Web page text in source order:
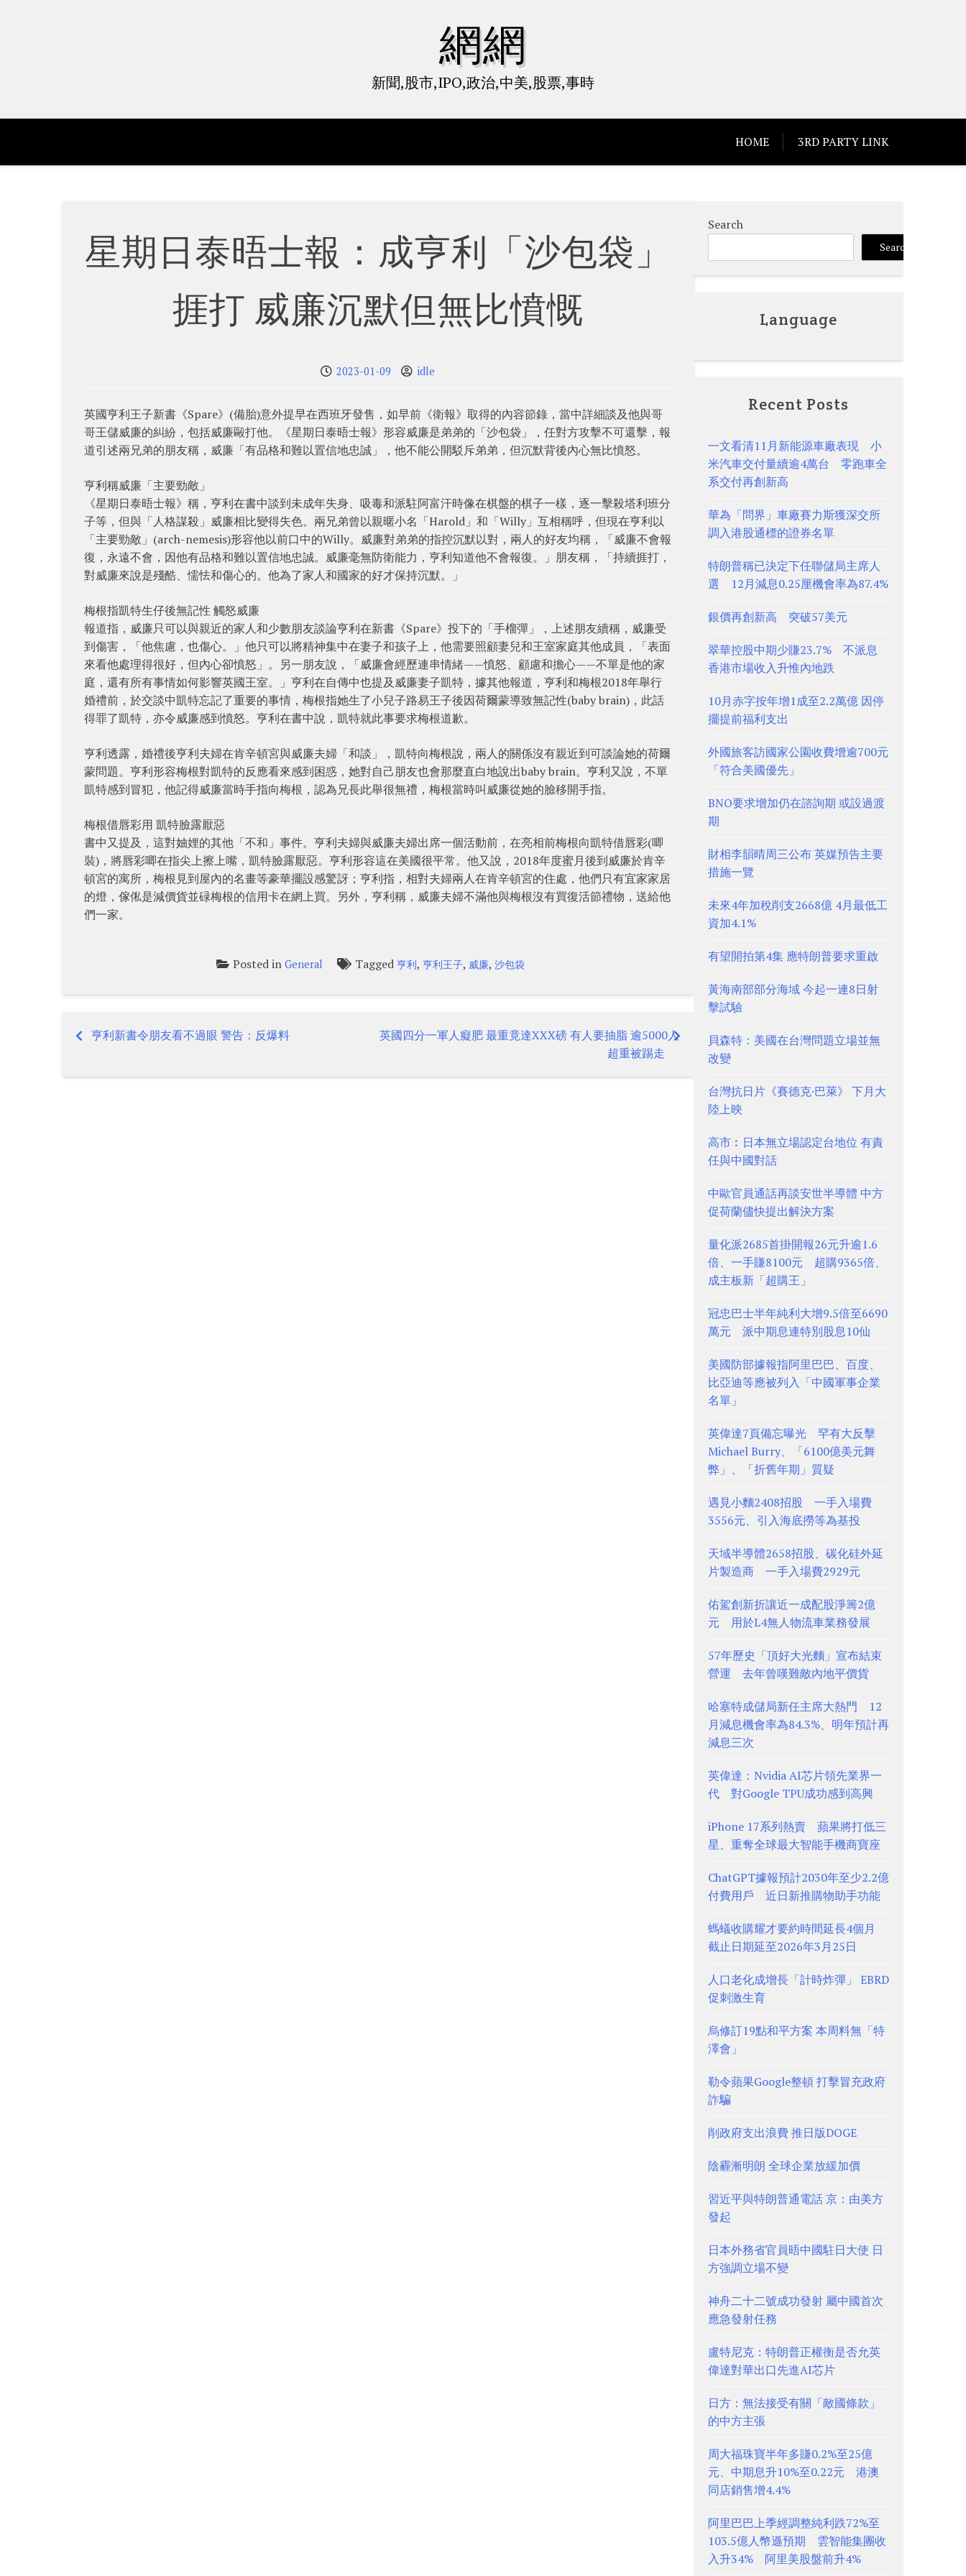
網網
新聞,股市,IPO,政治,中美,股票,事時
HOME 3RD PARTY LINK
星期日泰晤士報：成亨利「沙包袋」
捱打 威廉沉默但無比憤慨
2023-01-09 idle
英國亨利王子新書《Spare》(備胎)意外提早在西班牙發售，如早前《衛報》取得的內容節錄，當中詳細談及他與哥
哥王儲威廉的糾紛，包括威廉毆打他。《星期日泰晤士報》形容威廉是弟弟的「沙包袋」，任對方攻擊不可還擊，報
道引述兩兄弟的朋友稱，威廉「有品格和難以置信地忠誠」，他不能公開駁斥弟弟，但沉默背後內心無比憤怒。
亨利稱威廉「主要勁敵」
《星期日泰晤士報》稱，亨利在書中談到未成年失身、吸毒和派駐阿富汗時像在棋盤的棋子一樣，逐一擊殺塔利班分
子等，但與「人格謀殺」威廉相比變得失色。兩兄弟曾以親暱小名「Harold」和「Willy」互相稱呼，但現在亨利以
「主要勁敵」(arch-nemesis)形容他以前口中的Willy。威廉對弟弟的指控沉默以對，兩人的好友均稱，「威廉不會報
復，永遠不會，因他有品格和難以置信地忠誠。威廉毫無防衛能力，亨利知道他不會報復。」朋友稱，「持續捱打，
對威廉來說是殘酷、懦怯和傷心的。他為了家人和國家的好才保持沉默。」
梅根指凱特生仔後無記性 觸怒威廉
報道指，威廉只可以與親近的家人和少數朋友談論亨利在新書《Spare》投下的「手榴彈」，上述朋友續稱，威廉受
到傷害，「他焦慮，也傷心。」他只可以將精神集中在妻子和孩子上，他需要照顧妻兒和王室家庭其他成員，「表面
來看他處理得很好，但內心卻憤怒」。另一朋友說，「威廉會經歷連串情緒——憤怒、顧慮和擔心——不單是他的家
庭，還有所有事情如何影響英國王室。」亨利在自傳中也提及威廉妻子凱特，據其他報道，亨利和梅根2018年舉行
婚禮前，於交談中凱特忘記了重要的事情，梅根指她生了小兒子路易王子後因荷爾蒙導致無記性(baby brain)，此話
得罪了凱特，亦令威廉感到憤怒。亨利在書中說，凱特就此事要求梅根道歉。
亨利透露，婚禮後亨利夫婦在肯辛頓宮與威廉夫婦「和談」，凱特向梅根說，兩人的關係沒有親近到可談論她的荷爾
蒙問題。亨利形容梅根對凱特的反應看來感到困惑，她對自己朋友也會那麼直白地說出baby brain。亨利又說，不單
凱特感到冒犯，他記得威廉當時手指向梅根，認為兄長此舉很無禮，梅根當時叫威廉從她的臉移開手指。
梅根借唇彩用 凱特臉露厭惡
書中又提及，這對妯娌的其他「不和」事件。亨利夫婦與威廉夫婦出席一個活動前，在亮相前梅根向凱特借唇彩(唧
裝)，將唇彩唧在指尖上擦上嘴，凱特臉露厭惡。亨利形容這在美國很平常。他又說，2018年度蜜月後到威廉於肯辛
頓宮的寓所，梅根見到屋內的名畫等豪華擺設感驚訝；亨利指，相對夫婦兩人在肯辛頓宮的住處，他們只有宜家家居
的燈，傢俬是減價貨並碌梅根的信用卡在網上買。另外，亨利稱，威廉夫婦不滿他與梅根沒有買復活節禮物，送給他
們一家。
Posted inGeneral Tagged亨利,亨利王子, 威廉,沙包袋
Post
navigation
亨利新書令朋友看不過眼 警告：反爆料
英國四分一軍人癡肥 最重竟達XXX磅 有人要抽脂 逾5000人
超重被踢走
Search
Search
Language
Recent Posts
一文看清11月新能源車廠表現 小
米汽車交付量續逾4萬台 零跑車全
系交付再創新高
華為「問界」車廠賽力斯獲深交所
調入港股通標的證券名單
特朗普稱已決定下任聯儲局主席人
選 12月減息0.25厘機會率為87.4%
銀價再創新高 突破57美元
翠華控股中期少賺23.7% 不派息
香港市場收入升惟內地跌
10月赤字按年增1成至2.2萬億 因停
擺提前福利支出
外國旅客訪國家公園收費增逾700元
「符合美國優先」
BNO要求增加仍在諮詢期 或設過渡
期
財相李韻晴周三公布 英媒預告主要
措施一覽
未來4年加稅削支2668億 4月最低工
資加4.1%
有望開拍第4集 應特朗普要求重啟
黃海南部部分海域 今起一連8日射
擊試驗
貝森特：美國在台灣問題立場並無
改變
台灣抗日片《賽德克·巴萊》 下月大
陸上映
高市︰日本無立場認定台地位 有責
任與中國對話
中歐官員通話再談安世半導體 中方
促荷蘭儘快提出解決方案
量化派2685首掛開報26元升逾1.6
倍、一手賺8100元 超購9365倍、
成主板新「超購王」
冠忠巴士半年純利大增9.5倍至6690
萬元 派中期息連特別股息10仙
美國防部據報指阿里巴巴、百度、
比亞迪等應被列入「中國軍事企業
名單」
英偉達7頁備忘曝光 罕有大反擊
Michael Burry、「6100億美元舞
弊」、「折舊年期」質疑
遇見小麵2408招股 一手入場費
3556元、引入海底撈等為基投
天域半導體2658招股、碳化硅外延
片製造商 一手入場費2929元
佑駕創新折讓近一成配股淨籌2億
元 用於L4無人物流車業務發展
57年歷史「頂好大光麵」宣布結束
營運 去年曾嘆難敵內地平價貨
哈塞特成儲局新任主席大熱門 12
月減息機會率為84.3%、明年預計再
減息三次
英偉達：Nvidia AI芯片領先業界一
代 對Google TPU成功感到高興
iPhone 17系列熱賣 蘋果將打低三
星、重奪全球最大智能手機商寶座
ChatGPT據報預計2030年至少2.2億
付費用戶 近日新推購物助手功能
螞蟻收購耀才要約時間延長4個月
截止日期延至2026年3月25日
人口老化成增長「計時炸彈」 EBRD
促刺激生育
烏修訂19點和平方案 本周料無「特
澤會」
勒令蘋果Google整頓 打擊冒充政府
詐騙
削政府支出浪費 推日版DOGE
陰霾漸明朗 全球企業放緩加價
習近平與特朗普通電話 京：由美方
發起
日本外務省官員晤中國駐日大使 日
方強調立場不變
神舟二十二號成功發射 屬中國首次
應急發射任務
盧特尼克：特朗普正權衡是否允英
偉達對華出口先進AI芯片
日方：無法接受有關「敵國條款」
的中方主張
周大福珠寶半年多賺0.2%至25億
元、中期息升10%至0.22元 港澳
同店銷售增4.4%
阿里巴巴上季經調整純利跌72%至
103.5億人幣遜預期 雲智能集團收
入升34% 阿里美股盤前升4%